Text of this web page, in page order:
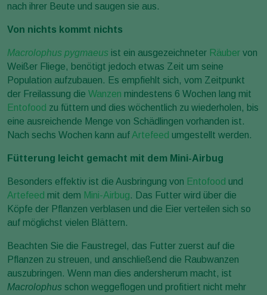
nach ihrer Beute und saugen sie aus.
Von nichts kommt nichts
Macrolophus pygmaeus ist ein ausgezeichneter Räuber von
Weißer Fliege, benötigt jedoch etwas Zeit um seine
Population aufzubauen. Es empfiehlt sich, vom Zeitpunkt
der Freilassung die Wanzen mindestens 6 Wochen lang mit
Entofood zu füttern und dies wöchentlich zu wiederholen, bis
eine ausreichende Menge von Schädlingen vorhanden ist.
Nach sechs Wochen kann aufArtefeed umgestellt werden.
Fütterung leicht gemacht mit dem Mini-Airbug
Besonders effektiv ist die Ausbringung von Entofood und
Artefeed mit dem Mini-Airbug. Das Futter wird über die
Köpfe der Pflanzen verblasen und die Eier verteilen sich so
auf möglichst vielen Blättern.
Beachten Sie die Faustregel, das Futter zuerst auf die
Pflanzen zu streuen, und anschließend die Raubwanzen
auszubringen. Wenn man dies andersherum macht, ist
Macrolophus schon weggeflogen und profitiert nicht mehr